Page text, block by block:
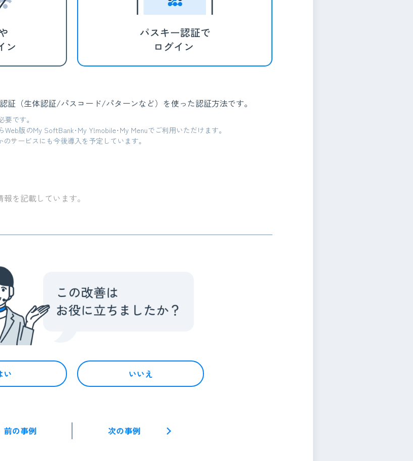
証（生体認証/パスコード/パターンなど）を使った認証方法です。
です。
版のMy SoftBank･My Y!mobile･My Menuでご利用いただけます。
サービスにも今後導入を予定しています。
を記載しています。
い いいえ
前の事例 次の事例